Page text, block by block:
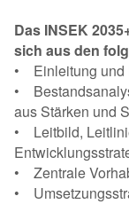
Das INSEK
sich aus den
• Einleitung und
•
aus Stärken und
• Leitbild,
• Zentrale
•